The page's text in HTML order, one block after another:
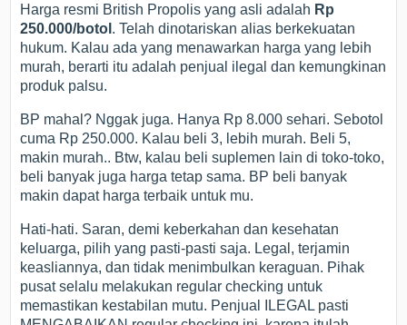
Harga resmi British Propolis yang asli adalah Rp
250.000/botol . Telah dinotariskan alias berkekuatan
hukum. Kalau ada yang menawarkan harga yang lebih
murah, berarti itu adalah penjual ilegal dan kemungkinan
produk palsu.
BP mahal? Nggak juga. Hanya Rp 8.000 sehari. Sebotol
cuma Rp 250.000. Kalau beli 3, lebih murah. Beli 5,
makin murah.. Btw, kalau beli suplemen lain di toko-toko,
beli banyak juga harga tetap sama. BP beli banyak
makin dapat harga terbaik untuk mu.
Hati-hati. Saran, demi keberkahan dan kesehatan
keluarga, pilih yang pasti-pasti saja. Legal, terjamin
keasliannya, dan tidak menimbulkan keraguan. Pihak
pusat selalu melakukan regular checking untuk
memastikan kestabilan mutu. Penjual ILEGAL pasti